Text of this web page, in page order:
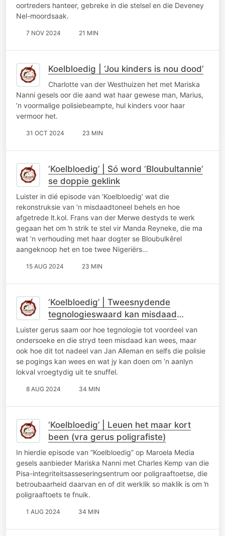
oortreders hanteer, gebreke in die stelsel en die Deveney
Nel-moordsaak.
7 NOV 2024 21 MIN
Koelbloedig | ‘Jou kinders is nou dood’
Charlotte van der Westhuizen het met Mariska
Nanni gesels oor die aand wat haar gewese man, Marius,
’n voormalige polisiebeampte, hul kinders voor haar
vermoor het.
31 OCT 2024 23 MIN
‘Koelbloedig’ | Só word ‘Bloubultannie’
se doppie geklink
Luister in dié episode van ‘Koelbloedig’ wat die
rekonstruksie van ’n misdaadtoneel behels en hoe
afgetrede lt.kol. Frans van der Merwe destyds te werk
gegaan het om ŉ strik te stel vir Manda Reyneke, die ma
wat ’n verhouding met haar dogter se Bloubulkêrel
aangeknoop het en toe twee Nigeriërs…
15 AUG 2024 23 MIN
‘Koelbloedig’ | Tweesnydende
tegnologieswaard kan misdaad
aanhelp of verhinder
Luister gerus saam oor hoe tegnologie tot voordeel van
ondersoeke en die stryd teen misdaad kan wees, maar
ook hoe dit tot nadeel van Jan Alleman en selfs die polisie
se pogings kan wees en wat jy kan doen om ’n aanlyn
lokval vroegtydig uit te snuffel.
8 AUG 2024 34 MIN
‘Koelbloedig’ | Leuen het maar kort
been (vra gerus poligrafiste)
In hierdie episode van “Koelbloedig” op Maroela Media
gesels aanbieder Mariska Nanni met Charles Kemp van die
Pisa-integriteitsasseseringsentrum oor poligraaftoetse, die
betroubaarheid daarvan en of dit werklik so maklik is om ŉ
poligraaftoets te fnuik.
1 AUG 2024 34 MIN